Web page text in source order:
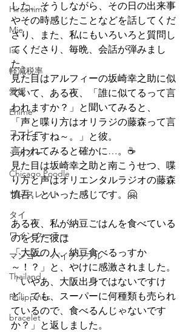
Hiroshima
Mie
Ise
軽減税率
愛媛
Ehime
コーヒー
シカプー
Chicago Poodle
ブレスレット
タイ
ワインクーラー
マンゴー・パイナップル
Thailand
Philippines
bracelet
した。そうしながら、その日の出来事
やその時感じたことなどを話してくだ
さり、また、私にもいろいろと質問し
てくださり、毎晩、会話が弾みまし
た。
見た目はアルフィーの坂崎幸之助に似
ていて、ある夜、「誰に似てるって言
われますか？」と聞いてみると、
「声と喋り方はオリラジの藤森って言
われますね～。」と彼。
言われてみると確かに…。☕
見た目は坂崎幸之助と南こうせつ、喋
り方と声はオリエンタルラジオの藤森
慎吾、といった感じです。🤗
ある夜、私が納豆ごはんを食べている
のを見た彼は
「大阪の人、納豆食べるっすか
～！？」と、やけに感激されました。
「いやあ、大阪出身ではないですけ
ど。でも、スーパーに何種類も売られ
ているので、食べるんじゃないです
か？」と返しました。